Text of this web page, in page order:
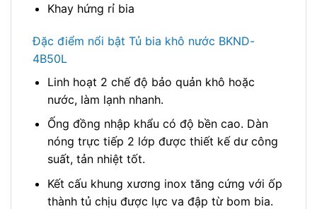
Khay hứng rỉ bia
Đặc điểm nổi bật Tủ bia khô nước BKND-
4B50L
Linh hoạt 2 chế độ bảo quản khô hoặc
nước, làm lạnh nhanh.
Ống đồng nhập khẩu có độ bền cao. Dàn
nóng trực tiếp 2 lớp được thiết kế dư công
suất, tản nhiệt tốt.
Kết cấu khung xương inox tăng cứng với ốp
thành tủ chịu được lực va đập từ bom bia.